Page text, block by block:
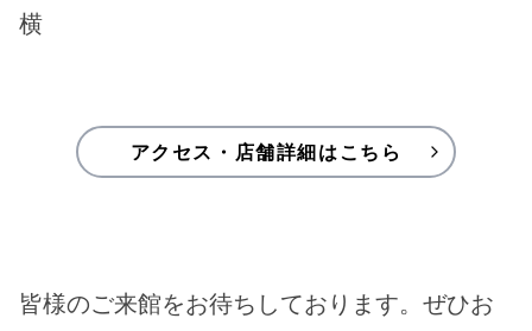
横
アクセス・店舗詳細はこちら
皆様のご来館をお待ちしております。ぜひお